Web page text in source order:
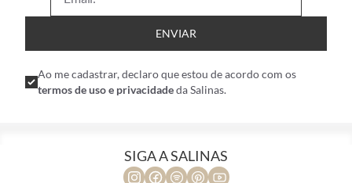
ENVIAR
Ao me cadastrar, declaro que estou de acordo com os
termos de uso e privacidadeda Salinas.
SIGA A SALINAS